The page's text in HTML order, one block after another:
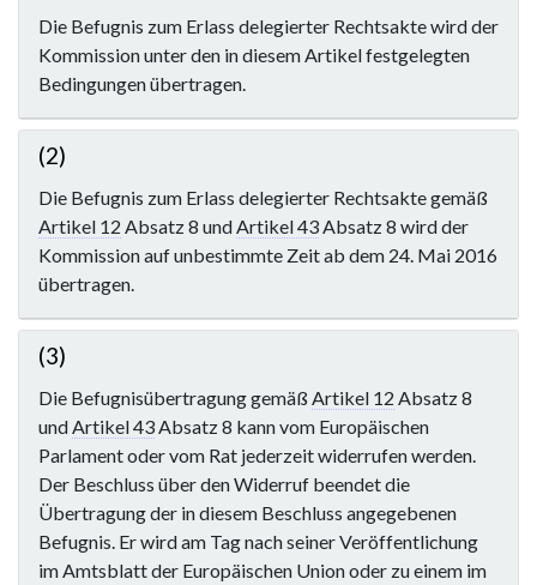
Die Befugnis zum Erlass delegierter Rechtsakte wird der
Kommission unter den in diesem Artikel festgelegten
Bedingungen übertragen.
(2)
Die Befugnis zum Erlass delegierter Rechtsakte gemäß
Artikel 12 Absatz 8 und Artikel 43 Absatz 8 wird der
Kommission auf unbestimmte Zeit ab dem 24. Mai 2016
übertragen.
(3)
Die Befugnisübertragung gemäß Artikel 12 Absatz 8
und Artikel 43 Absatz 8 kann vom Europäischen
Parlament oder vom Rat jederzeit widerrufen werden.
Der Beschluss über den Widerruf beendet die
Übertragung der in diesem Beschluss angegebenen
Befugnis. Er wird am Tag nach seiner Veröffentlichung
im Amtsblatt der Europäischen Union oder zu einem im